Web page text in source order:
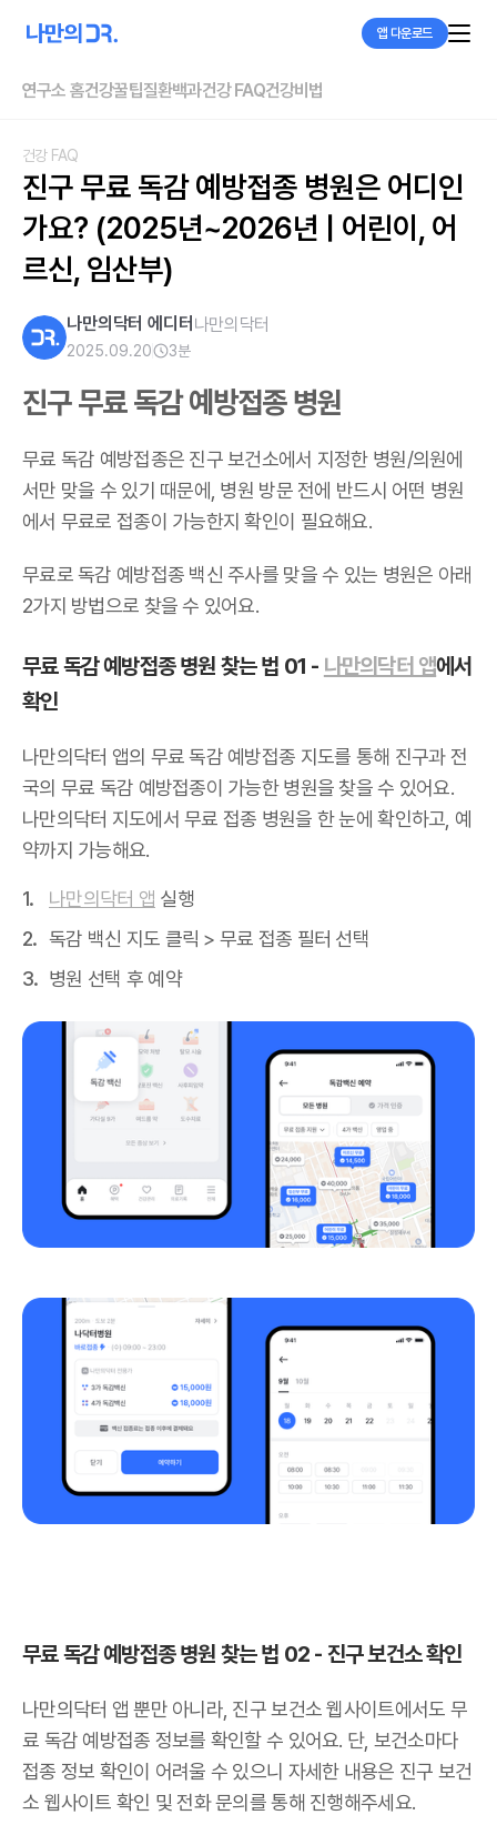
앱 다운로드
연구소 홈건강꿀팁질환백과건강 FAQ건강비법
건강 FAQ
진구 무료 독감 예방접종 병원은 어디인
가요? (2025년~2026년 | 어린이, 어
르신, 임산부)
나만의닥터 에디터 나만의닥터
2025.09.20 3분
진구 무료 독감 예방접종 병원
무료 독감 예방접종은 진구 보건소에서 지정한 병원/의원에
서만 맞을 수 있기 때문에, 병원 방문 전에 반드시 어떤 병원
에서 무료로 접종이 가능한지 확인이 필요해요.
무료로 독감 예방접종 백신 주사를 맞을 수 있는 병원은 아래
2가지 방법으로 찾을 수 있어요.
무료 독감 예방접종 병원 찾는 법 01 - 나만의닥터 앱에서
확인
나만의닥터 앱의 무료 독감 예방접종 지도를 통해 진구과 전
국의 무료 독감 예방접종이 가능한 병원을 찾을 수 있어요.
나만의닥터 지도에서 무료 접종 병원을 한 눈에 확인하고, 예
약까지 가능해요.
나만의닥터 앱 실행
독감 백신 지도 클릭 > 무료 접종 필터 선택
병원 선택 후 예약
무료 독감 예방접종 병원 찾는 법 02 - 진구 보건소 확인
나만의닥터 앱 뿐만 아니라, 진구 보건소 웹사이트에서도 무
료 독감 예방접종 정보를 확인할 수 있어요. 단, 보건소마다
접종 정보 확인이 어려울 수 있으니 자세한 내용은 진구 보건
소 웹사이트 확인 및 전화 문의를 통해 진행해주세요.